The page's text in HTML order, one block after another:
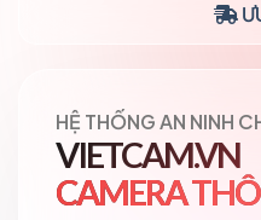
HỆ THỐNG AN NINH
VIETCAM.VN
CAMERA